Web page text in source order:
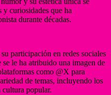
y curiosidades que ha
durante décadas.
participación en redes sociales
le ha atribuido una imagen de
como @X para
de temas, incluyendo los
popular.